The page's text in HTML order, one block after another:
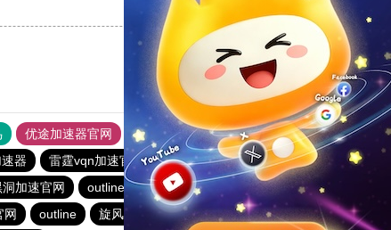
反对[0]
优途加速器官网 风驰加速器 旋风加速器
八戒看书
器 雷霆vqn加速官网
暴雪vp永久免费加速器下载官网
洞加速官网 outline 永久免费vqn加速外网
极风加速器
网 outline 旋风加速度器 蚂蚁加速npv下载官网ios